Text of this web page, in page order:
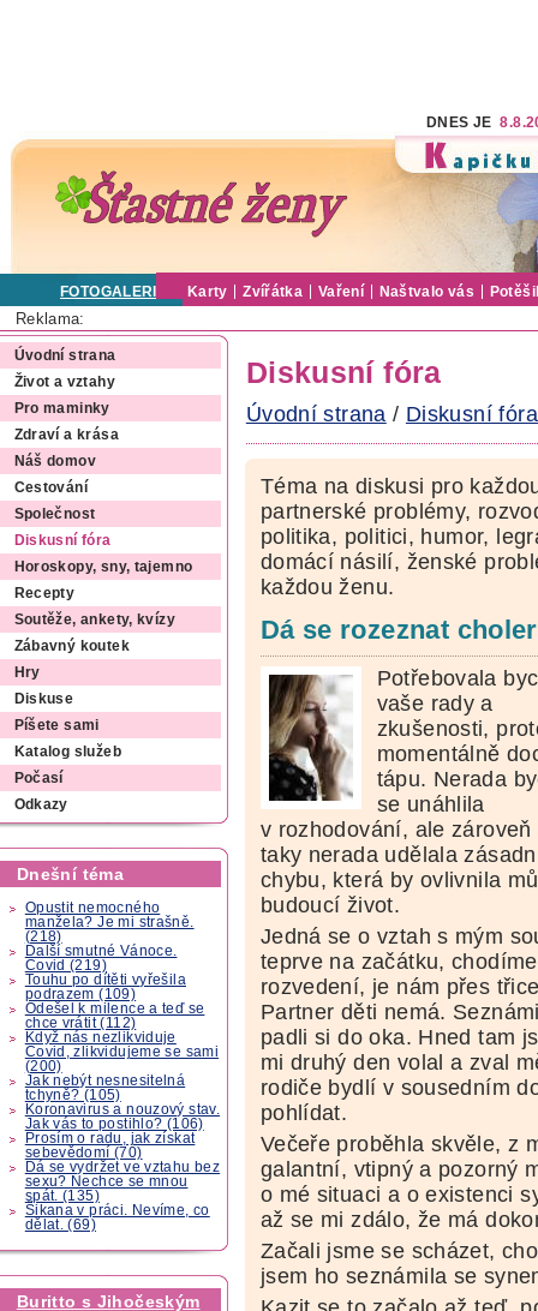
DNES JE
FOTOGALERIE Karty Zvířátka Vaření Naštvalo vás
Reklama:
Úvodní strana
Život a vztahy
Pro maminky
Zdraví a krása
Náš domov
Cestování
Společnost
Diskusní fóra
Horoskopy, sny, tajemno
Recepty
Soutěže, ankety, kvízy
Zábavný koutek
Hry
Diskuse
Píšete sami
Katalog služeb
Počasí
Odkazy
Dnešní téma
Opustit nemocného
manžela? Je mi strašně.
(218)
Další smutné Vánoce.
Covid (219)
Touhu po dítěti vyřešila
podrazem (109)
Odešel k milence a teď se
chce vrátit (112)
Když nás nezlikviduje
Covid, zlikvidujeme se sami
(200)
Jak nebýt nesnesitelná
tchyně? (105)
Koronavirus a nouzový stav.
Jak vás to postihlo? (106)
Prosím o radu, jak získat
sebevědomí (70)
Dá se vydržet ve vztahu bez
sexu? Nechce se mnou
spát. (135)
Šikana v práci. Nevíme, co
dělat. (69)
Buritto s Jihočeským
Diskusní fóra
Úvodní strana / Diskusní fóra
Téma na diskusi pro
partnerské problémy,
politika, politici, humor,
domácí násilí, ženské
každou ženu.
Dá se rozeznat
Potřebovala
vaše rady a
zkušenosti,
momentálně
tápu. Nerada
se unáhlila
v rozhodování, ale zároveň
taky nerada udělala
chybu, která by ovlivnila
budoucí život.
Jedná se o vztah s mým
teprve na začátku,
rozvedení, je nám přes
Partner děti nemá.
padli si do oka. Hned tam
mi druhý den volal a zval
rodiče bydlí v sousedním
pohlídat.
Večeře proběhla skvěle, z
galantní, vtipný a pozorný
o mé situaci a o existenci
až se mi zdálo, že má
Začali jsme se scházet,
jsem ho seznámila se